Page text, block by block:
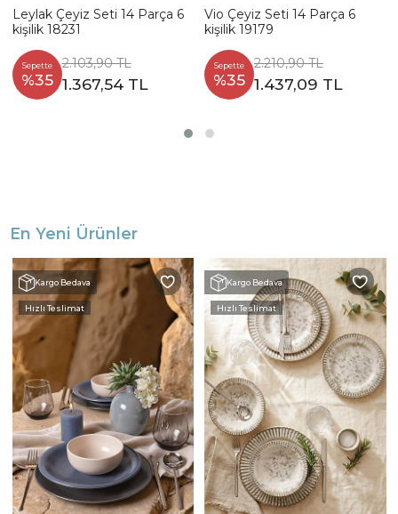
Leylak Çeyiz Seti 14 Parça 6
kişilik 18231
Sepette
%35
2.103,90 TL
1.367,54 TL
Vio Çeyiz Seti 14 Parça 6
kişilik 19179
Sepette
%35
2.210,90 TL
1.437,09 TL
En Yeni Ürünler
Kargo Bedava
Hızlı Teslimat
Kargo Bedava
Hızlı Teslimat